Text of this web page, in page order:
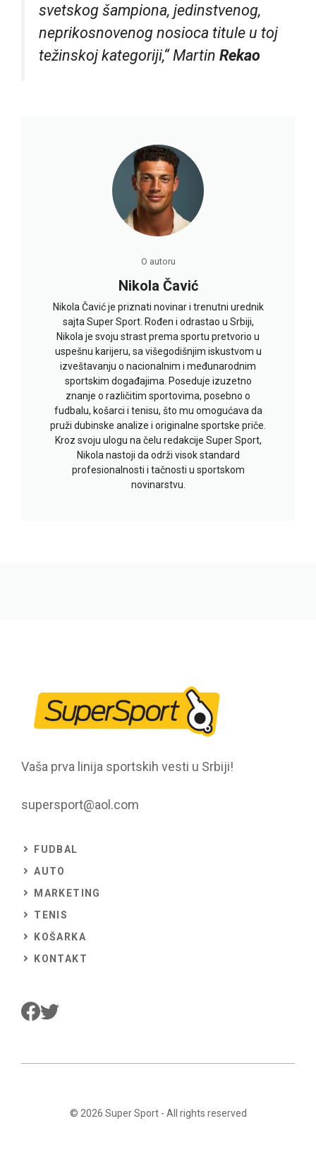
svetskog šampiona, jedinstvenog,
neprikosnovenog nosioca titule u toj
težinskoj kategoriji,“ Martin Rekao
O autoru
Nikola Čavić
Nikola Čavić je priznati novinar i trenutni urednik
sajta Super Sport. Rođen i odrastao u Srbiji,
Nikola je svoju strast prema sportu pretvorio u
uspešnu karijeru, sa višegodišnjim iskustvom u
izveštavanju o nacionalnim i međunarodnim
sportskim događajima. Poseduje izuzetno
znanje o različitim sportovima, posebno o
fudbalu, košarci i tenisu, što mu omogućava da
pruži dubinske analize i originalne sportske priče.
Kroz svoju ulogu na čelu redakcije Super Sport,
Nikola nastoji da održi visok standard
profesionalnosti i tačnosti u sportskom
novinarstvu.
Vaša prva linija sportskih vesti u Srbiji!
supersport@aol.com
FUDBAL
AUTO
MARKETING
TENIS
KOŠARKA
KONTAKT
© 2026 Super Sport- All rights reserved